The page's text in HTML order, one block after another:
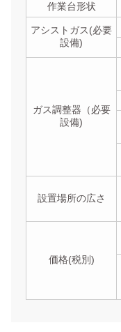
作業台形状
アシストガス(必要
設備)
ガス調整器（必要
設備)
設置場所の広さ
価格(税別)